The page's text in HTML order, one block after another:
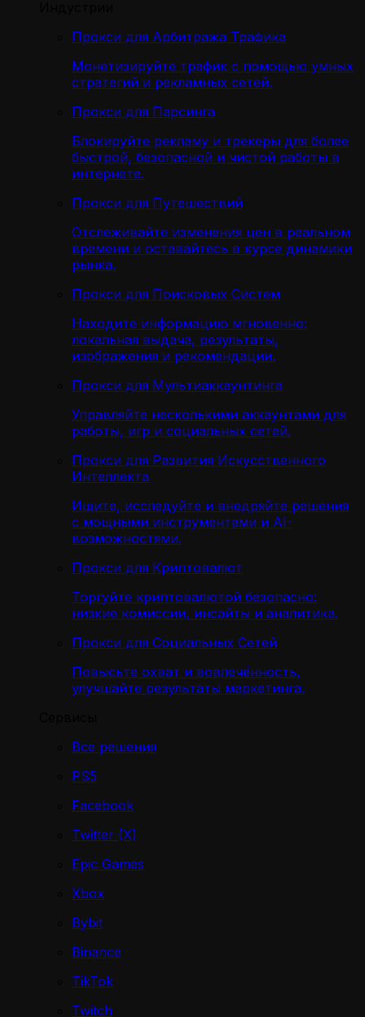
Прокси для Арбитража Трафика
Монетизируйте трафик с помощью умных
стратегий и рекламных сетей.
Прокси для Парсинга
Блокируйте рекламу и трекеры для более
быстрой, безопасной и чистой работы в
интернете.
Прокси для Путешествий
Отслеживайте изменения цен в реальном
времени и оставайтесь в курсе динамики
рынка.
Прокси для Поисковых Систем
Находите информацию мгновенно:
локальная выдача, результаты,
изображения и рекомендации.
Прокси для Мультиаккаунтинга
Управляйте несколькими аккаунтами для
работы, игр и социальных сетей.
Прокси для Развития Искусственного
Интеллекта
Ищите, исследуйте и внедряйте решения
с мощными инструментами и AI-
возможностями.
Прокси для Криптовалют
Торгуйте криптовалютой безопасно:
низкие комиссии, инсайты и аналитика.
Прокси для Социальных Сетей
Повысьте охват и вовлечённость,
улучшайте результаты маркетинга.
Все решения
PS5
Facebook
Twitter (X)
Epic Games
Xbox
Bybit
Binance
TikTok
Twitch